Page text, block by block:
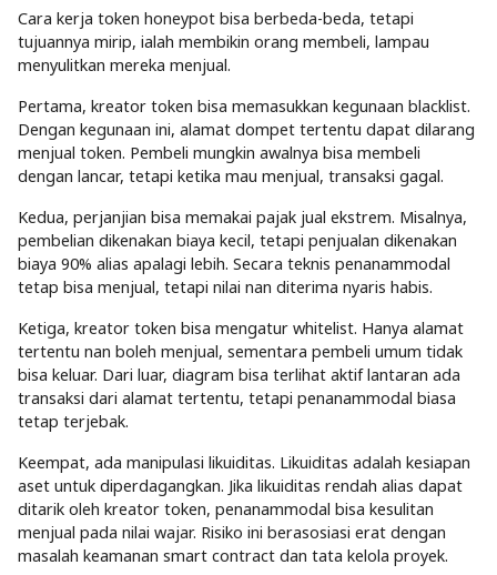
Cara kerja token honeypot bisa berbeda-beda, tetapi
tujuannya mirip, ialah membikin orang membeli, lampau
menyulitkan mereka menjual.
Pertama, kreator token bisa memasukkan kegunaan blacklist.
Dengan kegunaan ini, alamat dompet tertentu dapat dilarang
menjual token. Pembeli mungkin awalnya bisa membeli
dengan lancar, tetapi ketika mau menjual, transaksi gagal.
Kedua, perjanjian bisa memakai pajak jual ekstrem. Misalnya,
pembelian dikenakan biaya kecil, tetapi penjualan dikenakan
biaya 90% alias apalagi lebih. Secara teknis penanammodal
tetap bisa menjual, tetapi nilai nan diterima nyaris habis.
Ketiga, kreator token bisa mengatur whitelist. Hanya alamat
tertentu nan boleh menjual, sementara pembeli umum tidak
bisa keluar. Dari luar, diagram bisa terlihat aktif lantaran ada
transaksi dari alamat tertentu, tetapi penanammodal biasa
tetap terjebak.
Keempat, ada manipulasi likuiditas. Likuiditas adalah kesiapan
aset untuk diperdagangkan. Jika likuiditas rendah alias dapat
ditarik oleh kreator token, penanammodal bisa kesulitan
menjual pada nilai wajar. Risiko ini berasosiasi erat dengan
masalah keamanan smart contract dan tata kelola proyek.